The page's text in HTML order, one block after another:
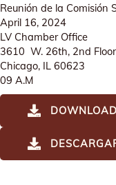
Reunión de la Comisión
April 16, 2024
LV Chamber Office
3610 W. 26th, 2nd Floor
Chicago, IL 60623
09 A.M